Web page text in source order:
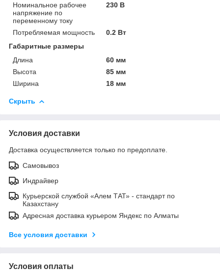
Номинальное рабочее
напряжение по
переменному току
230 В
Потребляемая мощность
0.2 Вт
Габаритные размеры
Длина
60 мм
Высота
85 мм
Ширина
18 мм
Скрыть
Условия доставки
Доставка осуществляется только по предоплате.
Самовывоз
Индрайвер
Курьерской службой «Алем ТАТ» - стандарт по
Казахстану
Адресная доставка курьером Яндекс по Алматы
Все условия доставки
Условия оплаты